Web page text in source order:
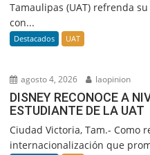
Tamaulipas (UAT) refrenda
con...
Destacados UAT
agosto 4, 2026 laopinion
DISNEY RECONOCE A
ESTUDIANTE DE LA UAT
Ciudad Victoria, Tam.- Como
internacionalización que